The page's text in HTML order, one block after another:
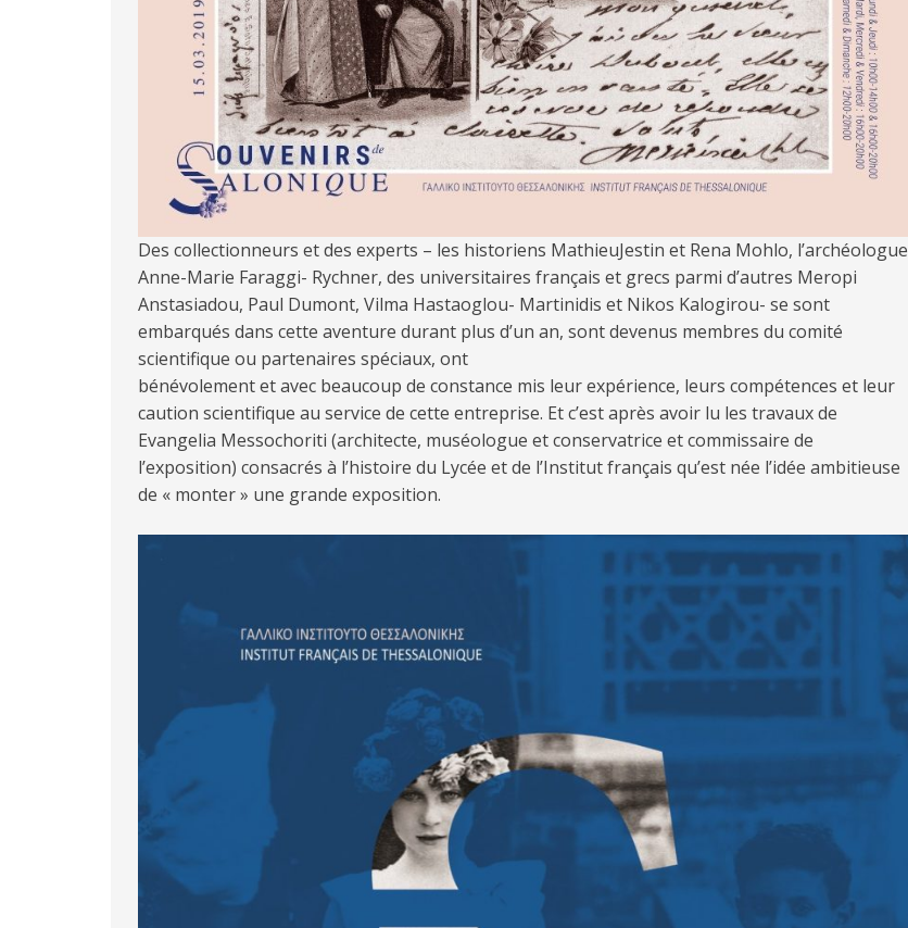
Des collectionneurs et des experts – les historiens MathieuJestin et Rena Mohlo, l’archéologue
Anne-Marie Faraggi- Rychner, des universitaires français et grecs parmi d’autres Meropi
Anstasiadou, Paul Dumont, Vilma Hastaoglou- Martinidis et Nikos Kalogirou- se sont
embarqués dans cette aventure durant plus d’un an, sont devenus membres du comité
scientifique ou partenaires spéciaux, ont
bénévolement et avec beaucoup de constance mis leur expérience, leurs compétences et leur
caution scientifique au service de cette entreprise. Et c’est après avoir lu les travaux de
Evangelia Messochoriti (architecte, muséologue et conservatrice et commissaire de
l’exposition) consacrés à l’histoire du Lycée et de l’Institut français qu’est née l’idée ambitieuse
de « monter » une grande exposition.